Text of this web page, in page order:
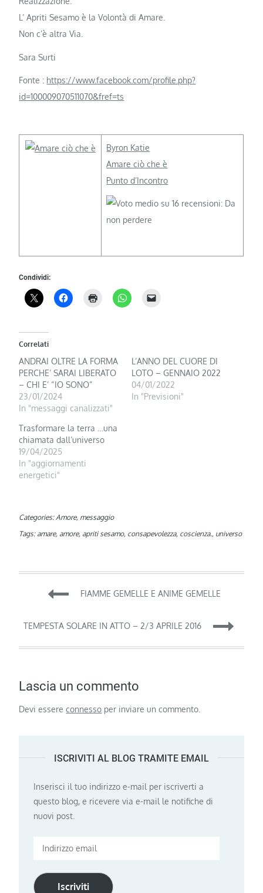
L’ Apriti Sesamo è la Volontà di Amare.
Non c’è altra Via.
Sara Surti
Fonte : https://www.facebook.com/profile.php?
id=100009070511070&fref=ts
Byron Katie
Amare ciò che è
Punto d’Incontro
Condividi:
Correlati
ANDRAI OLTRE LA FORMA
PERCHE’ SARAI LIBERATO
– CHI E’ “IO SONO”
23/01/2024
In "messaggi canalizzati"
L’ANNO DEL CUORE DI
LOTO – GENNAIO 2022
04/01/2022
In "Previsioni"
Trasformare la terra …una
chiamata dall’universo
19/04/2025
In "aggiornamenti
energetici"
Categories:Amore, messaggio
Tags: amare, amore, apriti sesamo, consapevolezza, coscienza., universo
Navigazione
articoli
FIAMME GEMELLE E ANIME GEMELLE
TEMPESTA SOLARE IN ATTO – 2/3 APRILE 2016
Lascia un commento
Devi essereconnesso per inviare un commento.
ISCRIVITI AL BLOG TRAMITE EMAIL
Inserisci il tuo indirizzo e-mail per iscriverti a
questo blog, e ricevere via e-mail le notifiche di
nuovi post.
Indirizzo
Iscriviti